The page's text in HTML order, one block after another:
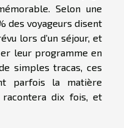
Selon une
des voyageurs disent
lors d’un séjour, et
leur programme en
simples tracas, ces
parfois la matière
racontera dix fois, et